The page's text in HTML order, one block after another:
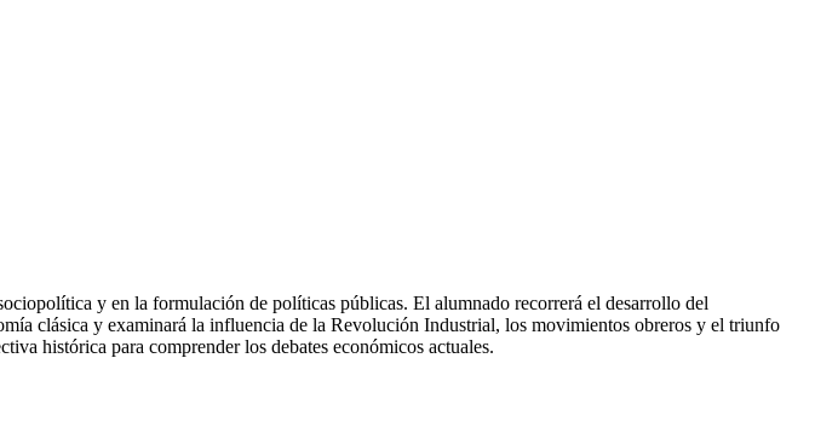
y en la formulación de políticas públicas. El alumnado recorrerá el desarrollo del
clásica y examinará la influencia de la Revolución Industrial, los movimientos obreros y el triunfo
histórica para comprender los debates económicos actuales.